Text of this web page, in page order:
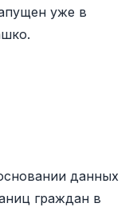
уже в
данных
граждан в